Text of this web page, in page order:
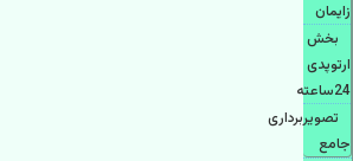
زایمان
بخش
ارتوپدی
24ساعته
تصویربرداری
جامع